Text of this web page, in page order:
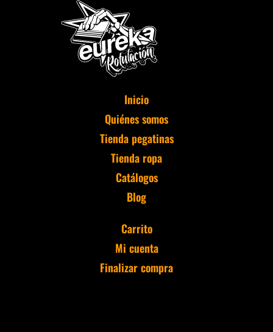
Inicio
Quiénes somos
Tienda pegatinas
Tienda ropa
Catálogos
Blog
Carrito
Mi cuenta
Finalizar compra